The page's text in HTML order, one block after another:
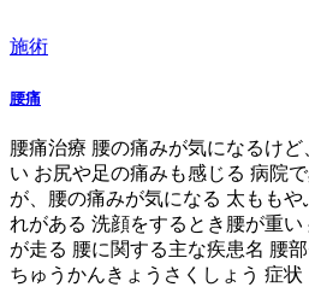
施術
腰痛
腰痛治療 腰の痛みが気になるけ
い お尻や足の痛みも感じる 病院
が、腰の痛みが気になる 太もも
れがある 洗顔をするとき腰が重
が走る 腰に関する主な疾患名 腰
ちゅうかんきょうさくしょう 症